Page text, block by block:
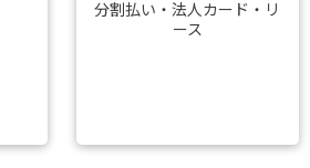
分割払い・法人カード・リ
ース